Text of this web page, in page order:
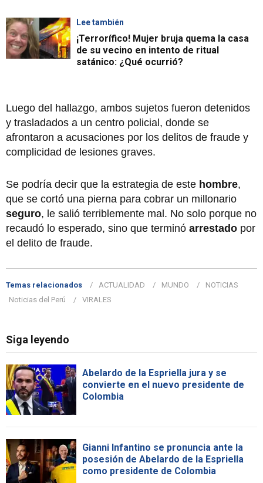
Lee también
¡Terrorífico! Mujer bruja quema la casa
de su vecino en intento de ritual
satánico: ¿Qué ocurrió?
Luego del hallazgo, ambos sujetos fueron detenidos
y trasladados a un centro policial, donde se
afrontaron a acusaciones por los delitos de fraude y
complicidad de lesiones graves.
Se podría decir que la estrategia de este hombre,
que se cortó una pierna para cobrar un millonario
seguro, le salió terriblemente mal. No solo porque no
recaudó lo esperado, sino que terminó arrestado por
el delito de fraude.
Temas relacionados ACTUALIDAD MUNDO
NOTICIAS
Noticias del Perú
VIRALES
Siga leyendo
Abelardo de la Espriella jura y se
convierte en el nuevo presidente de
Colombia
Gianni Infantino se pronuncia ante la
posesión de Abelardo de la Espriella
como presidente de Colombia